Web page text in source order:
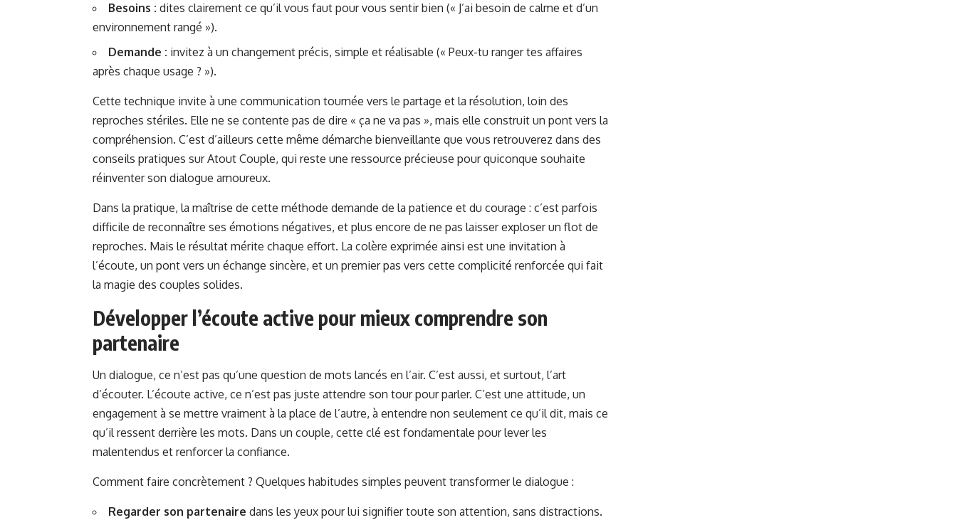
Besoins : dites clairement ce qu’il vous faut pour vous sentir bien (« J’ai besoin de calme et d’un
environnement rangé »).
Demande : invitez à un changement précis, simple et réalisable (« Peux-tu ranger tes affaires
après chaque usage ? »).
Cette technique invite à une communication tournée vers le partage et la résolution, loin des
reproches stériles. Elle ne se contente pas de dire « ça ne va pas », mais elle construit un pont vers la
compréhension. C’est d’ailleurs cette même démarche bienveillante que vous retrouverez dans des
conseils pratiques surAtout Couple, qui reste une ressource précieuse pour quiconque souhaite
réinventer son dialogue amoureux.
Dans la pratique, la maîtrise de cette méthode demande de la patience et du courage : c’est parfois
difficile de reconnaître ses émotions négatives, et plus encore de ne pas laisser exploser un flot de
reproches. Mais le résultat mérite chaque effort. La colère exprimée ainsi est une invitation à
l’écoute, un pont vers un échange sincère, et un premier pas vers cette complicité renforcée qui fait
la magie des couples solides.
Développer l’écoute active pour mieux comprendre son
partenaire
Un dialogue, ce n’est pas qu’une question de mots lancés en l’air. C’est aussi, et surtout, l’art
d’écouter. L’écoute active, ce n’est pas juste attendre son tour pour parler. C’est une attitude, un
engagement à se mettre vraiment à la place de l’autre, à entendre non seulement ce qu’il dit, mais ce
qu’il ressent derrière les mots. Dans un couple, cette clé est fondamentale pour lever les
malentendus et renforcer la confiance.
Comment faire concrètement ? Quelques habitudes simples peuvent transformer le dialogue :
Regarder son partenaire dans les yeux pour lui signifier toute son attention, sans distractions.